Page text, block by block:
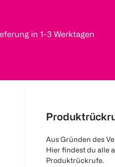
in 1-3 Werktagen
Aus Gründen des
Hier findest du alle
Produktrückrufe.